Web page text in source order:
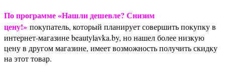
По программе «Нашли дешевле? Снизим
цену!» покупатель, который планирует совершить покупку в
интернет-магазине beautylavka.by, но нашел более низкую
цену в другом магазине, имеет возможность получить скидку
на этот товар.